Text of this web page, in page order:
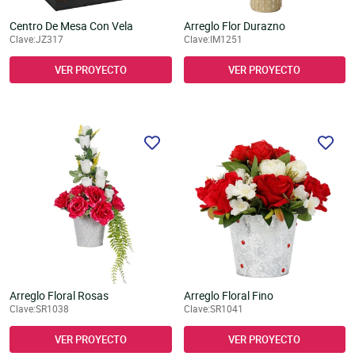
Centro De Mesa Con Vela
Clave:JZ317
VER PROYECTO
Arreglo Flor Durazno
Clave:IM1251
VER PROYECTO
Arreglo Floral Rosas
Clave:SR1038
VER PROYECTO
Arreglo Floral Fino
Clave:SR1041
VER PROYECTO